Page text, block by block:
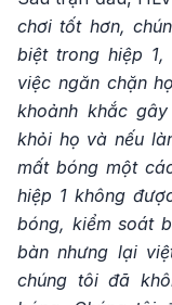
chơi tốt hơn,
biệt trong hiệp
việc ngăn chặn
khoảnh khắc
khỏi họ và nếu
mất bóng một
hiệp 1 không
bóng, kiểm soát
bàn nhưng lại
chúng tôi đã